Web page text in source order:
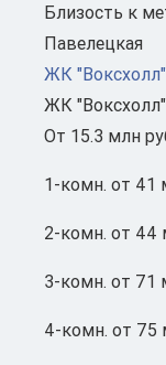
Близость к
Павелецкая
ЖК "Воксхолл"
ЖК
От 15.3 млн
1-комн. от 41
2-комн. от 44
3-комн. от 71
4-комн. от 75